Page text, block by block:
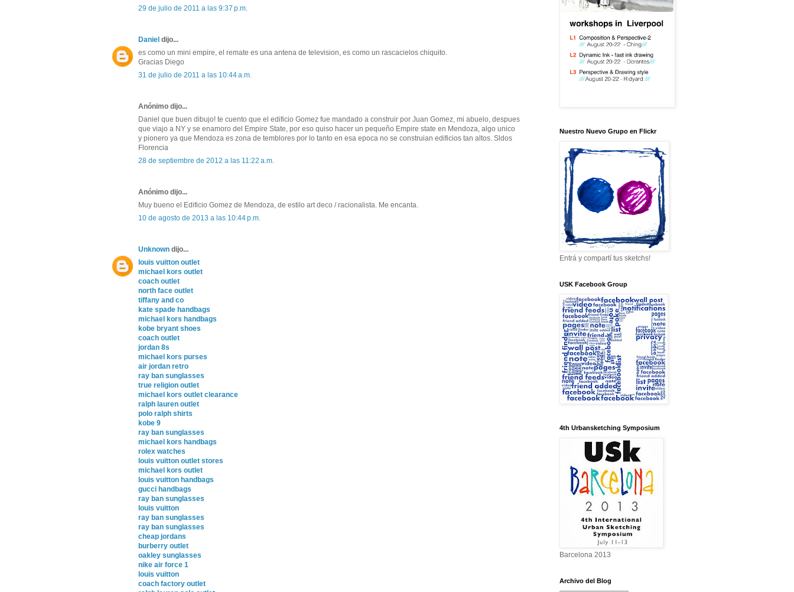
29 de julio de 2011 a las 9:37 p.m.
Daniel dijo...
es como un mini empire, el remate es una antena de television, es como un rascacielos chiquito.
Gracias Diego
31 de julio de 2011 a las 10:44 a.m.
Anónimo dijo...
Daniel que buen dibujo! te cuento que el edificio Gomez fue mandado a construir por Juan Gomez, mi abuelo, despues
que viajo a NY y se enamoro del Empire State, por eso quiso hacer un pequeño Empire state en Mendoza, algo unico
y pionero ya que Mendoza es zona de temblores por lo tanto en esa epoca no se construian edificios tan altos. Sldos
Florencia
28 de septiembre de 2012 a las 11:22 a.m.
Anónimo dijo...
Muy bueno el Edificio Gomez de Mendoza, de estilo art deco / racionalista. Me encanta.
10 de agosto de 2013 a las 10:44 p.m.
Unknown dijo...
louis vuitton outlet
michael kors outlet
coach outlet
north face outlet
tiffany and co
kate spade handbags
michael kors handbags
kobe bryant shoes
coach outlet
jordan 8s
michael kors purses
air jordan retro
ray ban sunglasses
true religion outlet
michael kors outlet clearance
ralph lauren outlet
polo ralph shirts
kobe 9
ray ban sunglasses
michael kors handbags
rolex watches
louis vuitton outlet stores
michael kors outlet
louis vuitton handbags
gucci handbags
ray ban sunglasses
louis vuitton
ray ban sunglasses
ray ban sunglasses
cheap jordans
burberry outlet
oakley sunglasses
nike air force 1
louis vuitton
coach factory outlet
Nuestro Nuevo Grupo en Flickr
Entrá y compartí tus sketchs!
USK Facebook Group
4th Urbansketching Symposium
Barcelona 2013
Archivo del Blog